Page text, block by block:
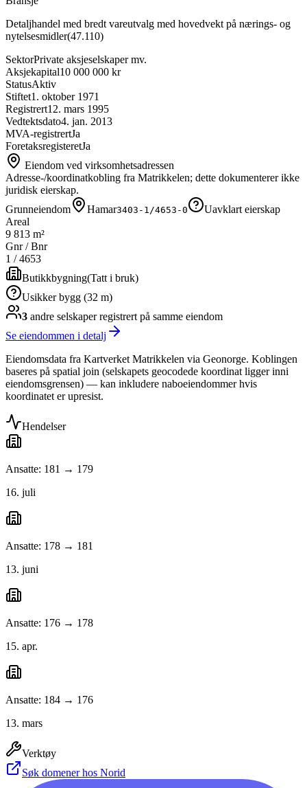
Detaljhandel med bredt vareutvalg med hovedvekt på nærings- og
nytelsesmidler(47.110)
SektorPrivate aksjeselskaper mv.
Aksjekapital10 000 000 kr
StatusAktiv
Stiftet1. oktober 1971
Registrert12. mars 1995
Vedtektsdato4. jan. 2013
MVA-registrertJa
ForetaksregisteretJa
Eiendom ved virksomhetsadressen
Adresse-/koordinatkobling fra Matrikkelen; dette dokumenterer ikke
juridisk eierskap.
Grunneiendom
Hamar3403-1/4653-0
Uavklart eierskap
Areal
9 813 m²
Gnr / Bnr
1 /4653
Butikkbygning(Tatt i bruk)
Usikker bygg (32 m)
3 andre selskaperregistrert på samme eiendom
Se eiendommen i detalj
Eiendomsdata fra Kartverket Matrikkelen via Geonorge. Koblingen
baseres på spatial join (selskapets geocodede koordinat ligger inni
eiendomsgrensen) — kan inkludere naboeiendommer hvis
koordinatet er upresist.
Hendelser
Ansatte: 181 → 179
16. juli
Ansatte: 178 → 181
13. juni
Ansatte: 176 → 178
15. apr.
Ansatte: 184 → 176
13. mars
Verktøy
Søk domener hos Norid